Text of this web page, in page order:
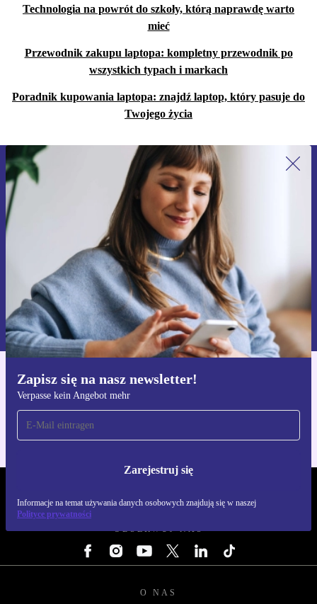
Technologia na powrót do szkoły, którą naprawdę warto
mieć
Przewodnik zakupu laptopa: kompletny przewodnik po
wszystkich typach i markach
Poradnik kupowania laptopa: znajdź laptop, który pasuje do
Twojego życia
Zapisz się na nasz newsletter!
Verpasse kein Angebot mehr
Zarejestruj się
Informacje na temat używania danych osobowych znajdują się w naszej
Polityce prywatności
Zapisz się na nasz newsletter!
Nie przegap żadnej oferty.
Zarejestruj się
Informacje na temat używania danych osobowych znajdują się w
naszej
Polityce prywatności
Pobierz aplikację refurbed
Dla iOS i Android
OBSERWUJ NAS
O NAS